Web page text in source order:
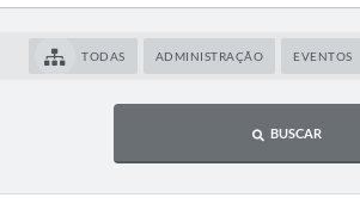
TODAS ADMINISTRAÇÃO EVENTOS
BUSCAR